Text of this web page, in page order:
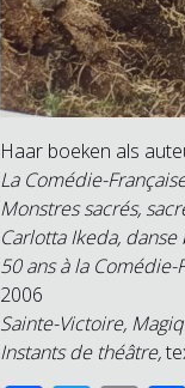
Haar boeken als
La Comédie-
Monstres sacrés,
Carlotta Ikeda,
50 ans à la
2006
Sainte-Victoire,
Instants de théâtre,